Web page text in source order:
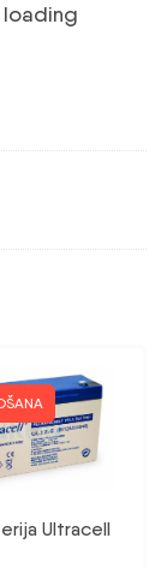
loading
Ultracell